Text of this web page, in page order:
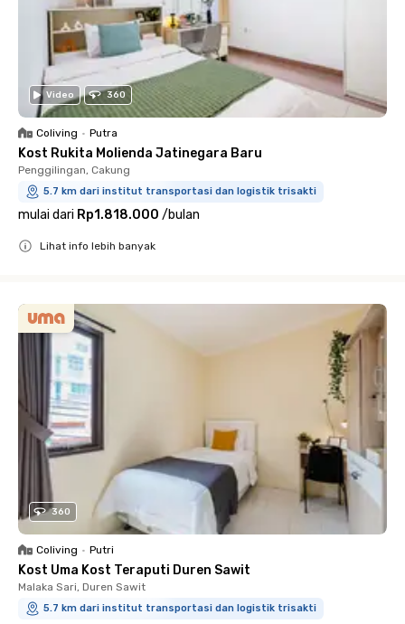
Video 360
Coliving • Putra
Kost Rukita Molienda Jatinegara Baru
Penggilingan, Cakung
5.7 km dari institut transportasi dan logistik trisakti
mulai dari Rp1.818.000 /bulan
Lihat info lebih banyak
360
Coliving • Putri
Kost Uma Kost Teraputi Duren Sawit
Malaka Sari, Duren Sawit
5.7 km dari institut transportasi dan logistik trisakti